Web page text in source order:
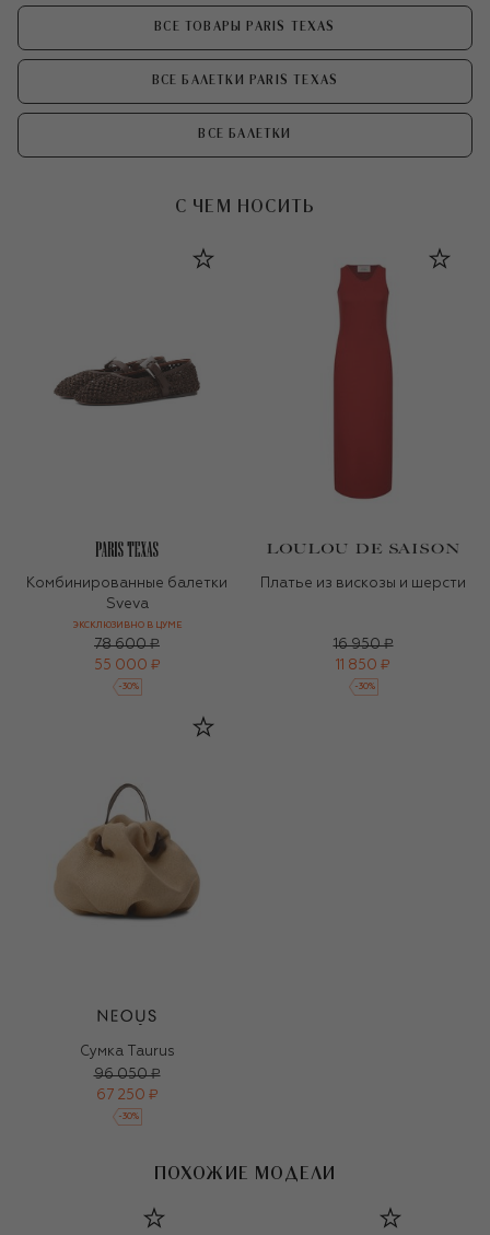
ВСЕ ТОВАРЫ PARIS TEXAS
ВСЕ БАЛЕТКИ PARIS TEXAS
ВСЕ БАЛЕТКИ
С ЧЕМ НОСИТЬ
Комбинированные балетки
Sveva
ЭКСКЛЮЗИВНО В ЦУМЕ
78 600 ₽
55 000 ₽
-30%
Платье из вискозы и шерсти
16 950 ₽
11 850 ₽
-30%
Сумка Taurus
96 050 ₽
67 250 ₽
-30%
ПОХОЖИЕ МОДЕЛИ